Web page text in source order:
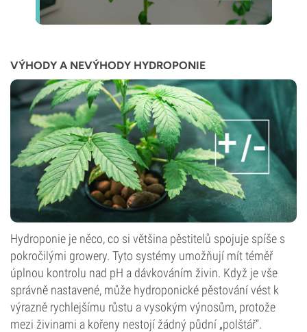
VÝHODY A NEVÝHODY HYDROPONIE
Hydroponie je něco, co si většina pěstitelů spojuje spíše s
pokročilými growery. Tyto systémy umožňují mít téměř
úplnou kontrolu nad pH a dávkováním živin. Když je vše
správně nastavené, může hydroponické pěstování vést k
výrazně rychlejšímu růstu a vysokým výnosům, protože
mezi živinami a kořeny nestojí žádný půdní „polštář“.